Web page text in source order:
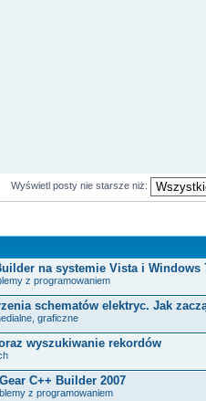
Wyświetl posty nie starsze niż:
na systemie Vista i Windows
z programowaniem
schematów elektryc. Jak
graficzne
wyszukiwanie rekordów
C++ Builder 2007
z programowaniem